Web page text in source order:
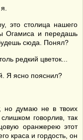
это столица нашего
Огамиса и передашь
сюда. Понял?
редкий цветок...
Я ясно пояснил?
но думаю не в твоих
говорлив, так
оранжерею этот
краса и гордость, он